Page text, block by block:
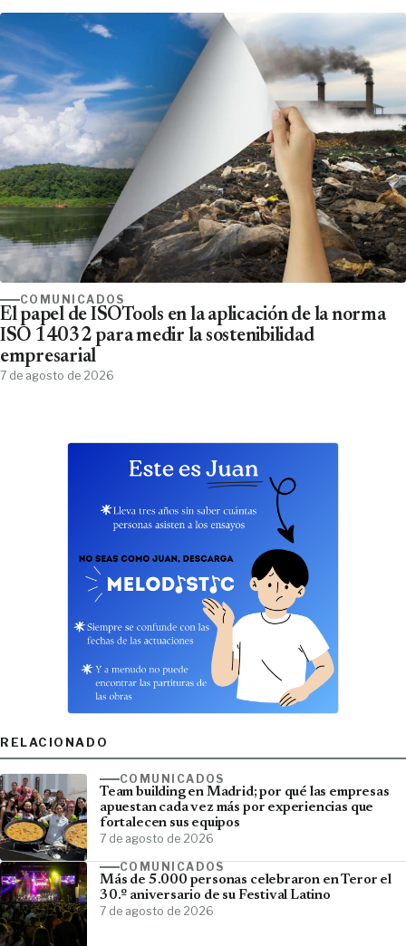
COMUNICADOS
El papel de ISOTools en la aplicación de la norma
ISO 14032 para medir la sostenibilidad
empresarial
7 de agosto de 2026
RELACIONADO
COMUNICADOS
Team building en Madrid; por qué las empresas
apuestan cada vez más por experiencias que
fortalecen sus equipos
7 de agosto de 2026
COMUNICADOS
Más de 5.000 personas celebraron en Teror el
30.º aniversario de su Festival Latino
7 de agosto de 2026